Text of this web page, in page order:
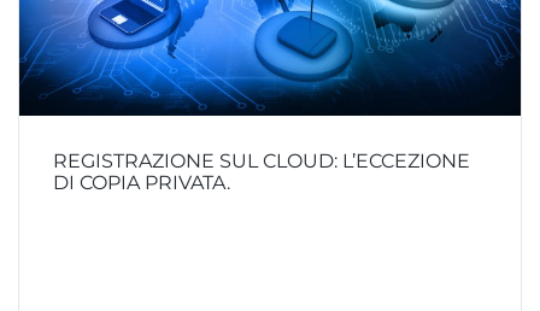
REGISTRAZIONE SUL CLOUD: L’ECCEZIONE
DI COPIA PRIVATA.